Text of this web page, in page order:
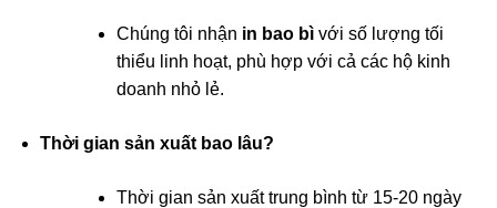
Chúng tôi nhận in bao bìvới số lượng tối
thiểu linh hoạt, phù hợp với cả các hộ kinh
doanh nhỏ lẻ.
Thời gian sản xuất bao lâu?
Thời gian sản xuất trung bình từ 15-20 ngày